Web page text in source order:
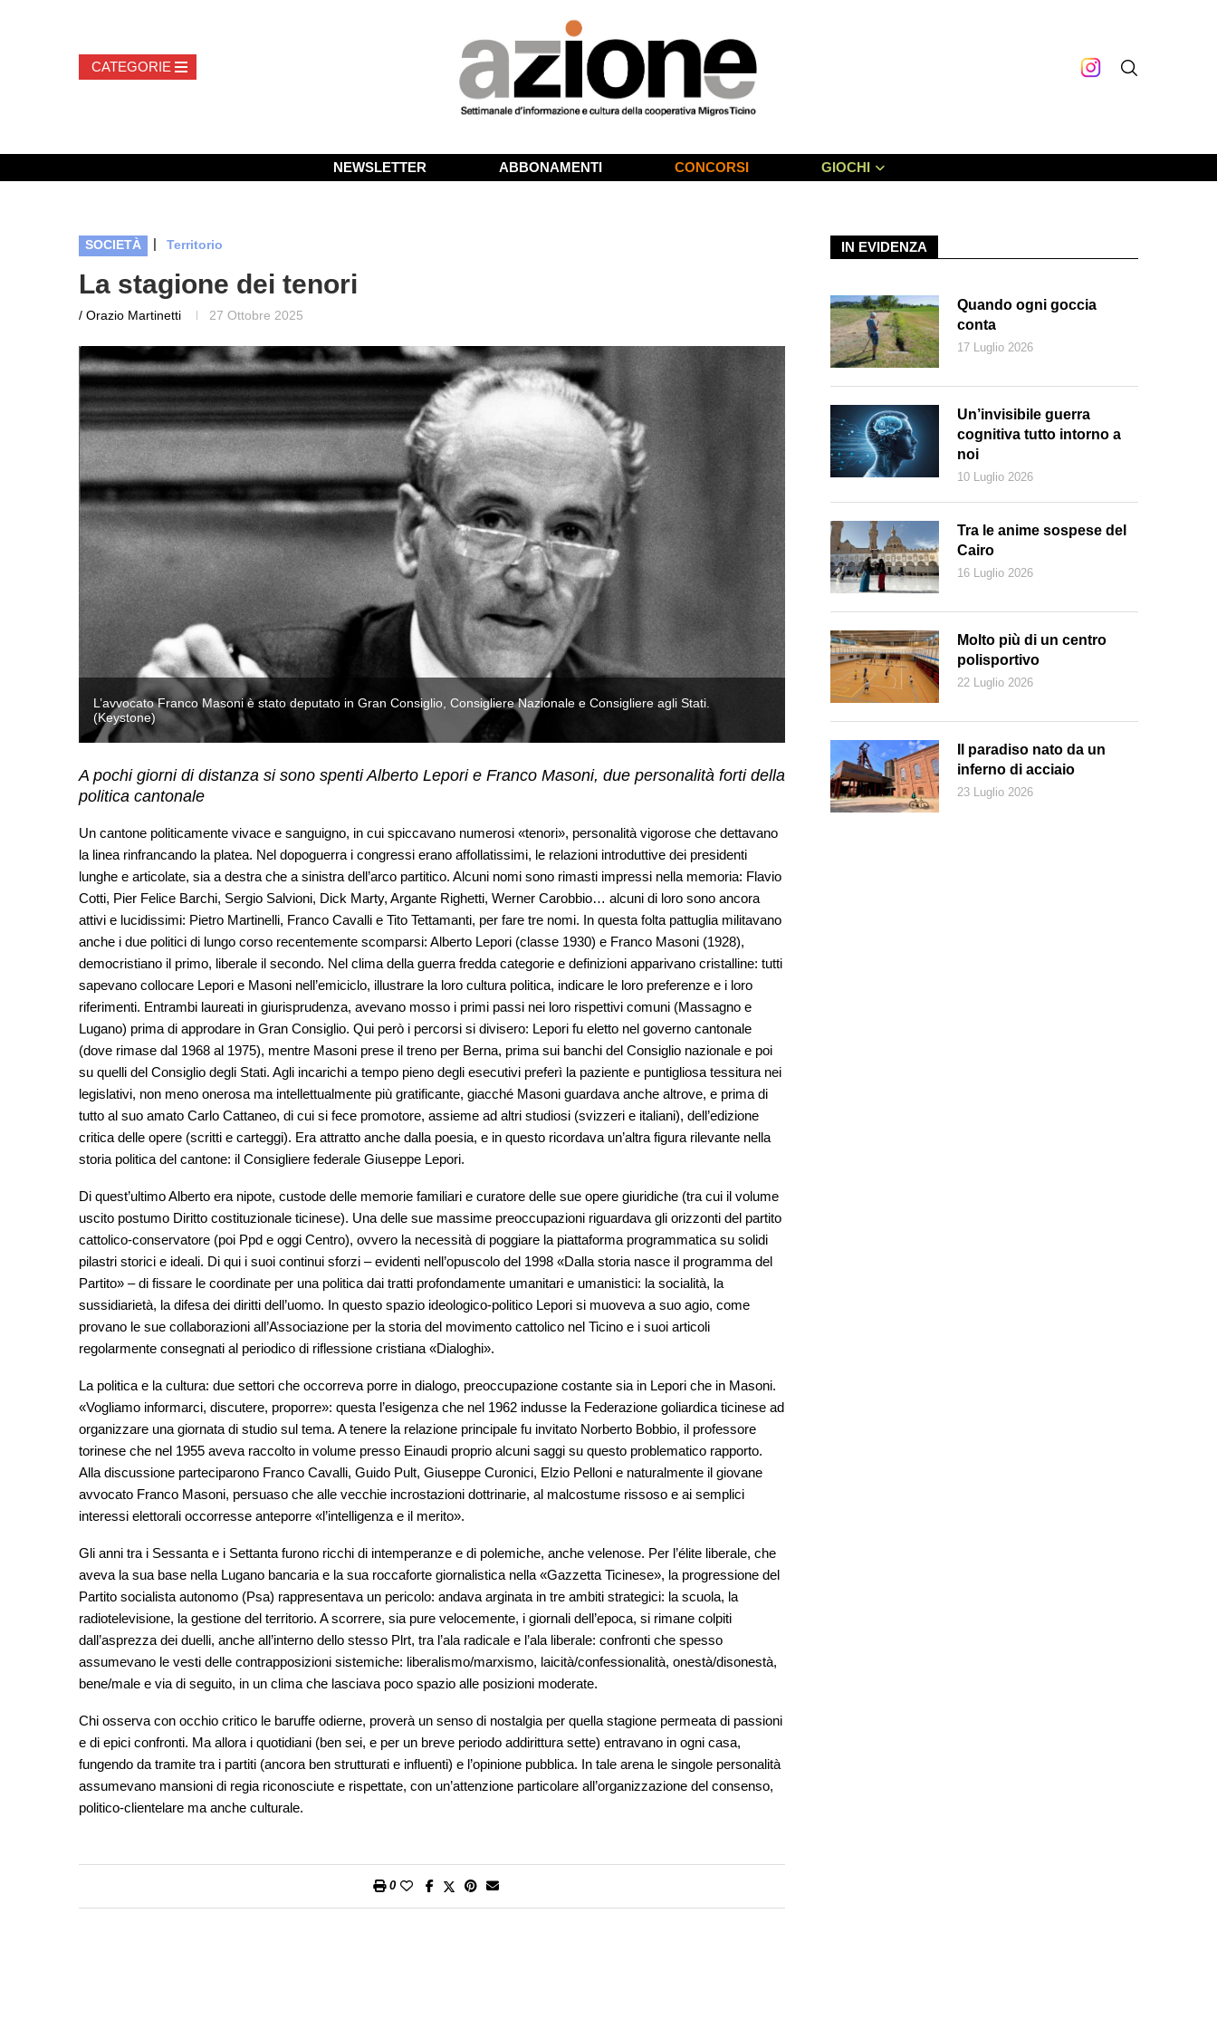
NEWSLETTER ABBONAMENTI CONCORSI GIOCHI
SOCIETÀ | Territorio
La stagione dei tenori
/ Orazio Martinetti 27 Ottobre 2025
L’avvocato Franco Masoni è stato deputato in Gran Consiglio, Consigliere Nazionale e Consigliere agli Stati.
(Keystone)
L’avvocato Franco Masoni è stato deputato in Gran Consiglio,
(Keystone)
A pochi giorni di distanza si sono spenti Alberto Lepori e Franco Masoni, due personalità forti della
politica cantonale
Un cantone politicamente vivace e sanguigno, in cui spiccavano numerosi «tenori», personalità vigorose che dettavano
la linea rinfrancando la platea. Nel dopoguerra i congressi erano affollatissimi, le relazioni introduttive dei presidenti
lunghe e articolate, sia a destra che a sinistra dell’arco partitico. Alcuni nomi sono rimasti impressi nella memoria: Flavio
Cotti, Pier Felice Barchi, Sergio Salvioni, Dick Marty, Argante Righetti, Werner Carobbio… alcuni di loro sono ancora
attivi e lucidissimi: Pietro Martinelli, Franco Cavalli e Tito Tettamanti, per fare tre nomi. In questa folta pattuglia militavano
anche i due politici di lungo corso recentemente scomparsi: Alberto Lepori (classe 1930) e Franco Masoni (1928),
democristiano il primo, liberale il secondo. Nel clima della guerra fredda categorie e definizioni apparivano cristalline: tutti
sapevano collocare Lepori e Masoni nell’emiciclo, illustrare la loro cultura politica, indicare le loro preferenze e i loro
riferimenti. Entrambi laureati in giurisprudenza, avevano mosso i primi passi nei loro rispettivi comuni (Massagno e
Lugano) prima di approdare in Gran Consiglio. Qui però i percorsi si divisero: Lepori fu eletto nel governo cantonale
(dove rimase dal 1968 al 1975), mentre Masoni prese il treno per Berna, prima sui banchi del Consiglio nazionale e poi
su quelli del Consiglio degli Stati. Agli incarichi a tempo pieno degli esecutivi preferì la paziente e puntigliosa tessitura nei
legislativi, non meno onerosa ma intellettualmente più gratificante, giacché Masoni guardava anche altrove, e prima di
tutto al suo amato Carlo Cattaneo, di cui si fece promotore, assieme ad altri studiosi (svizzeri e italiani), dell’edizione
critica delle opere (scritti e carteggi). Era attratto anche dalla poesia, e in questo ricordava un’altra figura rilevante nella
storia politica del cantone: il Consigliere federale Giuseppe Lepori.
Di quest’ultimo Alberto era nipote, custode delle memorie familiari e curatore delle sue opere giuridiche (tra cui il volume
uscito postumo Diritto costituzionale ticinese). Una delle sue massime preoccupazioni riguardava gli orizzonti del partito
cattolico-conservatore (poi Ppd e oggi Centro), ovvero la necessità di poggiare la piattaforma programmatica su solidi
pilastri storici e ideali. Di qui i suoi continui sforzi – evidenti nell’opuscolo del 1998 «Dalla storia nasce il programma del
Partito» – di fissare le coordinate per una politica dai tratti profondamente umanitari e umanistici: la socialità, la
sussidiarietà, la difesa dei diritti dell’uomo. In questo spazio ideologico-politico Lepori si muoveva a suo agio, come
provano le sue collaborazioni all’Associazione per la storia del movimento cattolico nel Ticino e i suoi articoli
regolarmente consegnati al periodico di riflessione cristiana «Dialoghi».
La politica e la cultura: due settori che occorreva porre in dialogo, preoccupazione costante sia in Lepori che in Masoni.
«Vogliamo informarci, discutere, proporre»: questa l’esigenza che nel 1962 indusse la Federazione goliardica ticinese ad
organizzare una giornata di studio sul tema. A tenere la relazione principale fu invitato Norberto Bobbio, il professore
torinese che nel 1955 aveva raccolto in volume presso Einaudi proprio alcuni saggi su questo problematico rapporto.
Alla discussione parteciparono Franco Cavalli, Guido Pult, Giuseppe Curonici, Elzio Pelloni e naturalmente il giovane
avvocato Franco Masoni, persuaso che alle vecchie incrostazioni dottrinarie, al malcostume rissoso e ai semplici
interessi elettorali occorresse anteporre «l’intelligenza e il merito».
Gli anni tra i Sessanta e i Settanta furono ricchi di intemperanze e di polemiche, anche velenose. Per l’élite liberale, che
aveva la sua base nella Lugano bancaria e la sua roccaforte giornalistica nella «Gazzetta Ticinese», la progressione del
Partito socialista autonomo (Psa) rappresentava un pericolo: andava arginata in tre ambiti strategici: la scuola, la
radiotelevisione, la gestione del territorio. A scorrere, sia pure velocemente, i giornali dell’epoca, si rimane colpiti
dall’asprezza dei duelli, anche all’interno dello stesso Plrt, tra l’ala radicale e l’ala liberale: confronti che spesso
assumevano le vesti delle contrapposizioni sistemiche: liberalismo/marxismo, laicità/confessionalità, onestà/disonestà,
bene/male e via di seguito, in un clima che lasciava poco spazio alle posizioni moderate.
Chi osserva con occhio critico le baruffe odierne, proverà un senso di nostalgia per quella stagione permeata di passioni
e di epici confronti. Ma allora i quotidiani (ben sei, e per un breve periodo addirittura sette) entravano in ogni casa,
fungendo da tramite tra i partiti (ancora ben strutturati e influenti) e l’opinione pubblica. In tale arena le singole personalità
assumevano mansioni di regia riconosciute e rispettate, con un’attenzione particolare all’organizzazione del consenso,
politico-clientelare ma anche culturale.
0
IN EVIDENZA
Quando ogni goccia
conta
17 Luglio 2026
Un’invisibile guerra
cognitiva tutto intorno a
noi
10 Luglio 2026
Tra le anime sospese del
Cairo
16 Luglio 2026
Molto più di un centro
polisportivo
22 Luglio 2026
Il paradiso nato da un
inferno di acciaio
23 Luglio 2026